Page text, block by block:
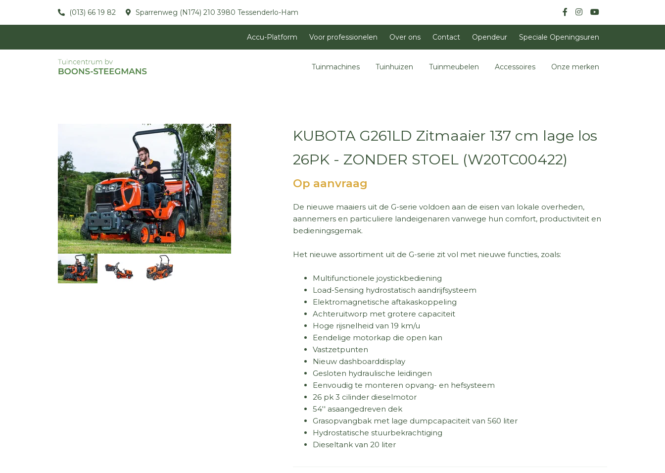
(013) 66 19 82 Sparrenweg (N174) 210 3980 Tessenderlo-Ham
Accu-Platform Voor professionelen Over ons Contact Opendeur Speciale Openingsuren
Tuinmachines Tuinhuizen Tuinmeubelen Accessoires Onze merken
KUBOTA G261LD Zitmaaier 137 cm lage los
26PK - ZONDER STOEL (W20TC00422)
Op aanvraag
De nieuwe maaiers uit de G-serie voldoen aan de eisen van lokale overheden,
aannemers en particuliere landeigenaren vanwege hun comfort, productiviteit en
bedieningsgemak.
Het nieuwe assortiment uit de G-serie zit vol met nieuwe functies, zoals:
Multifunctionele joystickbediening
Load-Sensing hydrostatisch aandrijfsysteem
Elektromagnetische aftakaskoppeling
Achteruitworp met grotere capaciteit
Hoge rijsnelheid van 19 km/u
Eendelige motorkap die open kan
Vastzetpunten
Nieuw dashboarddisplay
Gesloten hydraulische leidingen
Eenvoudig te monteren opvang- en hefsysteem
26 pk 3 cilinder dieselmotor
54'' asaangedreven dek
Grasopvangbak met lage dumpcapaciteit van 560 liter
Hydrostatische stuurbekrachtiging
Dieseltank van 20 liter